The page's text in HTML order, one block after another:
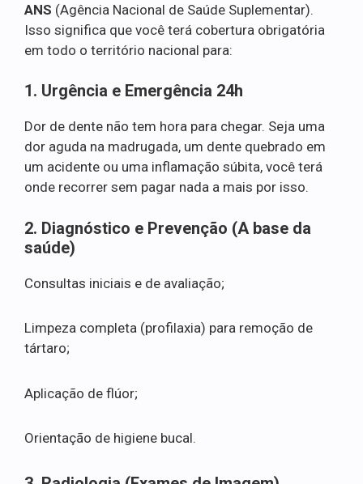
ANS (Agência Nacional de Saúde Suplementar).
Isso significa que você terá cobertura obrigatória
em todo o território nacional para:
1. Urgência e Emergência 24h
Dor de dente não tem hora para chegar. Seja uma
dor aguda na madrugada, um dente quebrado em
um acidente ou uma inflamação súbita, você terá
onde recorrer sem pagar nada a mais por isso.
2. Diagnóstico e Prevenção (A base da
saúde)
Consultas iniciais e de avaliação;
Limpeza completa (profilaxia) para remoção de
tártaro;
Aplicação de flúor;
Orientação de higiene bucal.